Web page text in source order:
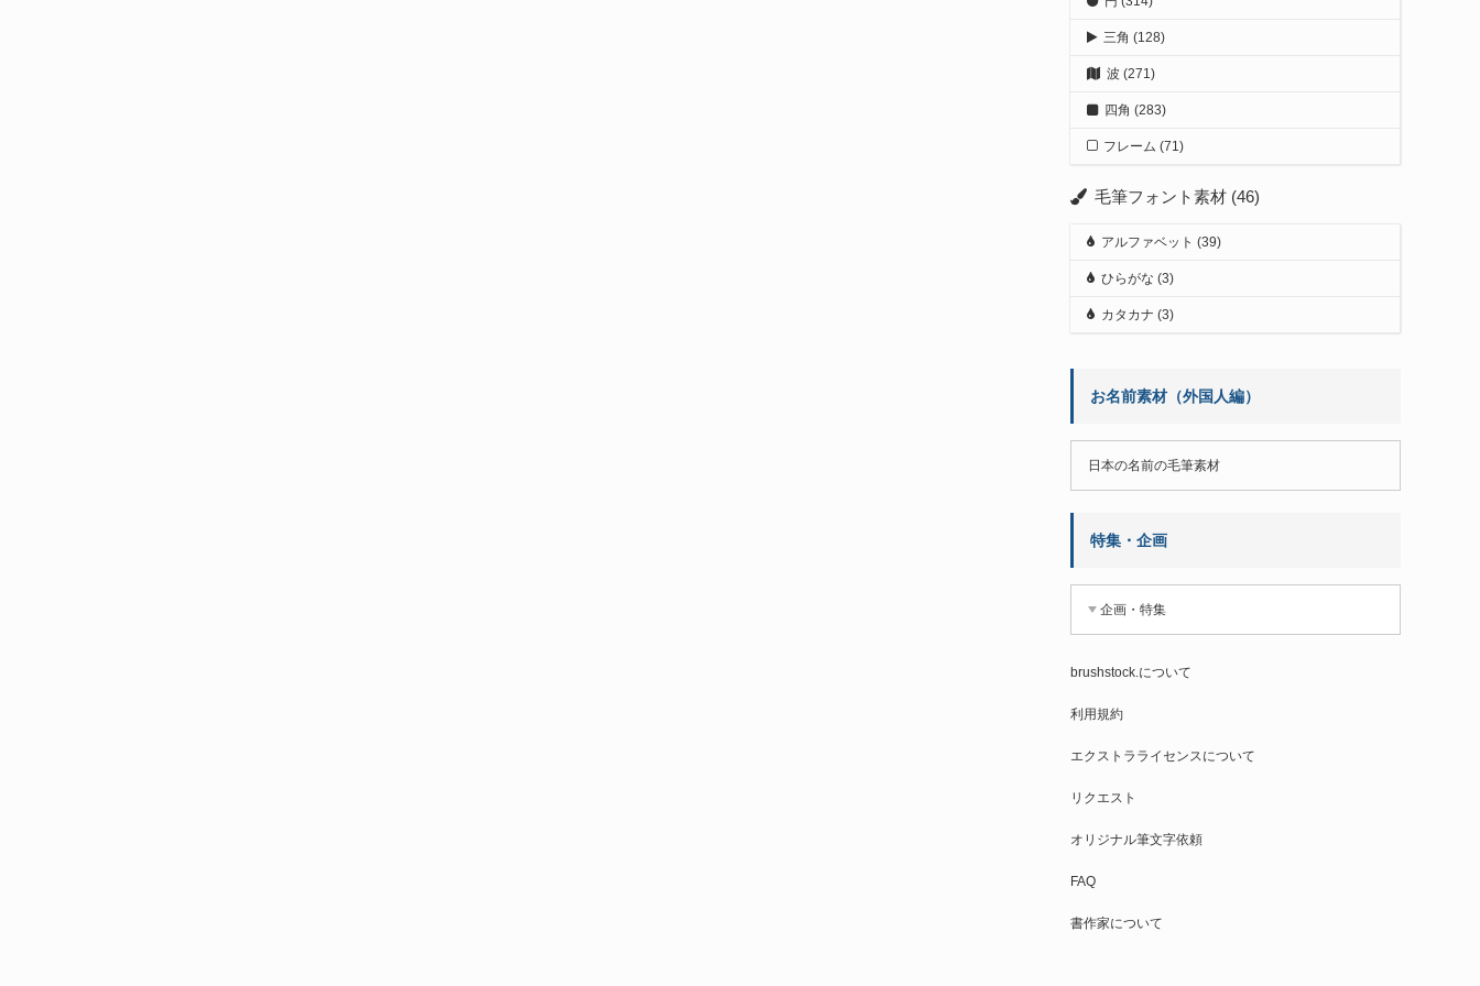
三角 (128)
波 (271)
四角 (283)
フレーム (71)
毛筆フォント素材 (46)
アルファベット (39)
ひらがな (3)
カタカナ (3)
お名前素材（外国人編）
日本の名前の毛筆素材
特集・企画
企画・特集
brushstock.について
利用規約
エクストラライセンスについて
リクエスト
オリジナル筆文字依頼
FAQ
書作家について